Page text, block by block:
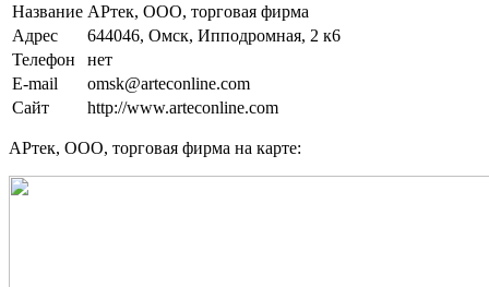
Название АРтек, ООО, торговая фирма
Адрес
644046, Омск, Ипподромная, 2 к6
Телефон
нет
E-mail
omsk@arteconline.com
Сайт
http://www.arteconline.com
АРтек, ООО, торговая фирма на карте: